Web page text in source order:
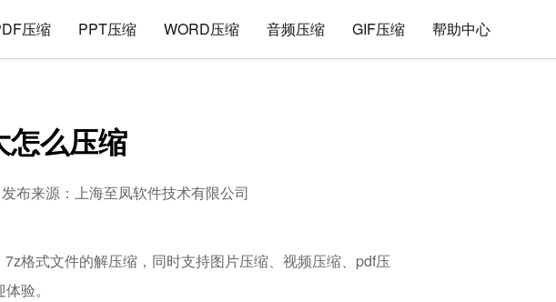
压缩 PPT压缩 WORD压缩 音频压缩 GIF压缩 帮助中心
么压缩
发布来源：上海至凤软件技术有限公司
格式文件的解压缩，同时支持图片压缩、视频压缩、pdf压
验。